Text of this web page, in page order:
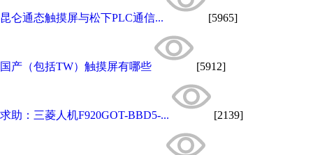
昆仑通态触摸屏与松下PLC通信... [5965]
国产（包括TW）触摸屏有哪些 [5912]
求助：三菱人机F920GOT-BBD5-... [2139]